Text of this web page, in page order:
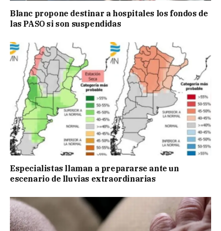
Blanc propone destinar a hospitales los fondos de
las PASO si son suspendidas
Especialistas llaman a prepararse ante un
escenario de lluvias extraordinarias